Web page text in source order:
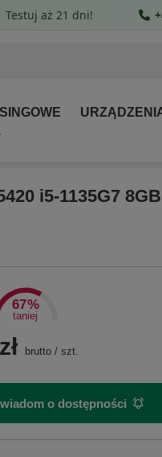
i5-1135G7
67%
taniej
brutto/ szt.
o dostępności
Testuj aż 21 dni!